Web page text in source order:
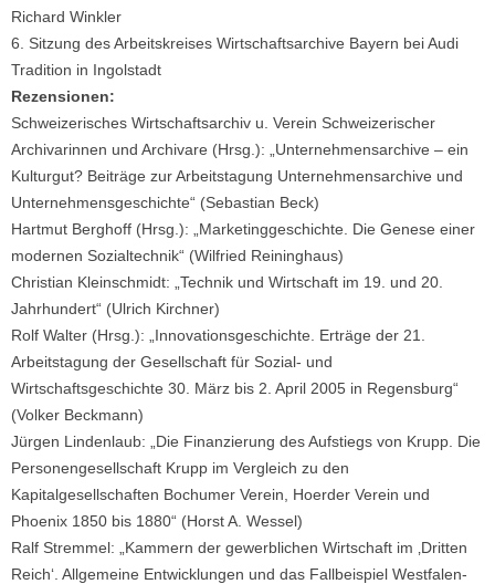
Richard Winkler
6. Sitzung des Arbeitskreises Wirtschaftsarchive Bayern bei Audi
Tradition in Ingolstadt
Rezensionen:
Schweizerisches Wirtschaftsarchiv u. Verein Schweizerischer
Archivarinnen und Archivare (Hrsg.): „Unternehmensarchive – ein
Kulturgut? Beiträge zur Arbeitstagung Unternehmensarchive und
Unternehmensgeschichte“ (Sebastian Beck)
Hartmut Berghoff (Hrsg.): „Marketinggeschichte. Die Genese einer
modernen Sozialtechnik“ (Wilfried Reininghaus)
Christian Kleinschmidt: „Technik und Wirtschaft im 19. und 20.
Jahrhundert“ (Ulrich Kirchner)
Rolf Walter (Hrsg.): „Innovationsgeschichte. Erträge der 21.
Arbeitstagung der Gesellschaft für Sozial- und
Wirtschaftsgeschichte 30. März bis 2. April 2005 in Regensburg“
(Volker Beckmann)
Jürgen Lindenlaub: „Die Finanzierung des Aufstiegs von Krupp. Die
Personengesellschaft Krupp im Vergleich zu den
Kapitalgesellschaften Bochumer Verein, Hoerder Verein und
Phoenix 1850 bis 1880“ (Horst A. Wessel)
Ralf Stremmel: „Kammern der gewerblichen Wirtschaft im ‚Dritten
Reich‘. Allgemeine Entwicklungen und das Fallbeispiel Westfalen-